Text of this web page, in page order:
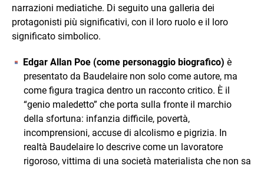
narrazioni mediatiche. Di seguito una galleria dei
protagonisti più significativi, con il loro ruolo e il loro
significato simbolico.
Edgar Allan Poe (come personaggio biografico) è
presentato da Baudelaire non solo come autore, ma
come figura tragica dentro un racconto critico. È il
“genio maledetto” che porta sulla fronte il marchio
della sfortuna: infanzia difficile, povertà,
incomprensioni, accuse di alcolismo e pigrizia. In
realtà Baudelaire lo descrive come un lavoratore
rigoroso, vittima di una società materialista che non sa